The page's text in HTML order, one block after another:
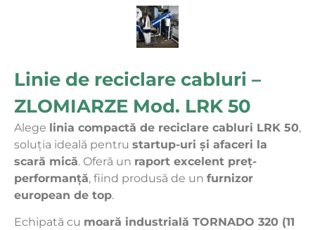
Linie de reciclare cabluri –
ZLOMIARZE Mod. LRK 50
Alege linia compactă de reciclare cabluri LRK 50,
soluția ideală pentru startup-uri și afaceri la
scară mică. Oferă un raport excelent preț-
performanță, fiind produsă de un furnizor
european de top.
Echipată cu moară industrială TORNADO 320 (11